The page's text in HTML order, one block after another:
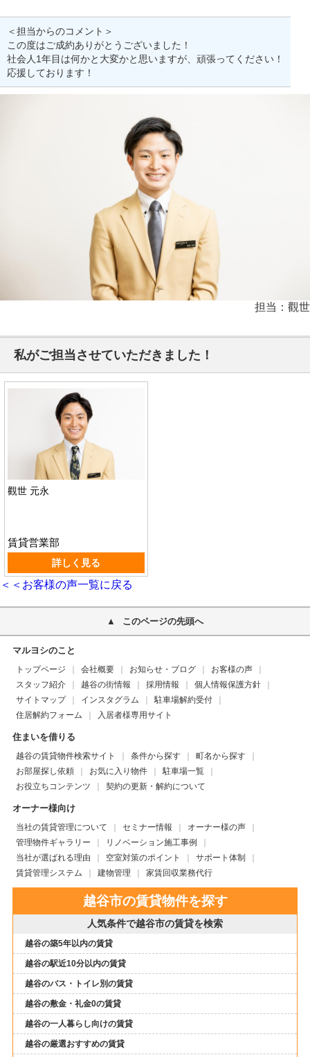
＜担当からのコメント＞
この度はご成約ありがとうございました！
社会人1年目は何かと大変かと思いますが、頑張ってください！
応援しております！
担当：觀世
私がご担当させていただきました！
觀世 元永
賃貸営業部
詳しく見る
＜＜お客様の声一覧に戻る
このページの先頭へ
マルヨシのこと
トップページ 会社概要 お知らせ・ブログ
お客様の声
スタッフ紹介
越谷の街情報 採用情報
個人情報保護方針
サイトマップ
インスタグラム
駐車場解約受付
住居解約フォーム
入居者様専用サイト
住まいを借りる
越谷の賃貸物件検索サイト 条件から探す
町名から探す
お部屋探し依頼
お気に入り物件
駐車場一覧
お役立ちコンテンツ
契約の更新・解約について
オーナー様向け
当社の賃貸管理について セミナー情報
オーナー様の声
管理物件ギャラリー
リノベーション施工事例
当社が選ばれる理由
空室対策のポイント
サポート体制
賃貸管理システム
建物管理 家賃回収業務代行
越谷市の賃貸物件を探す
人気条件で越谷市の賃貸を検索
越谷の築5年以内の賃貸
越谷の駅近10分以内の賃貸
越谷のバス・トイレ別の賃貸
越谷の敷金・礼金0の賃貸
越谷の一人暮らし向けの賃貸
越谷の厳選おすすめの賃貸